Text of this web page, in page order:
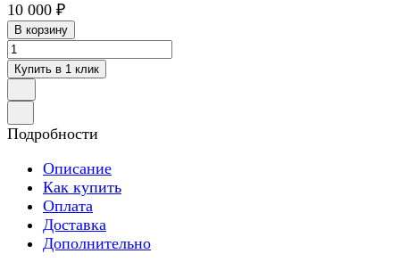
10 000 ₽
В корзину
Купить в 1 клик
Подробности
Описание
Как купить
Оплата
Доставка
Дополнительно